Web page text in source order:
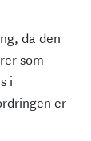
da den
som
i
er